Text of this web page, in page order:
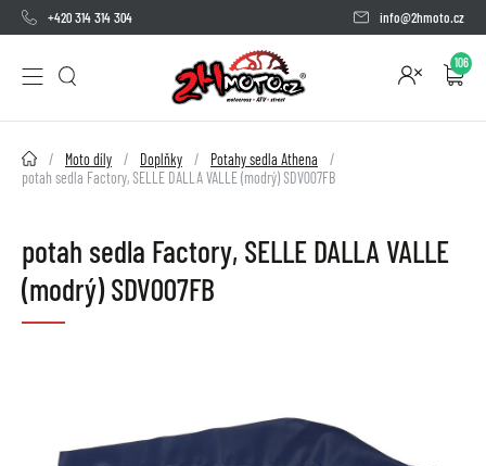
+420 314 314 304 info@2hmoto.cz
106
2HMOTO.cz Moto díly Doplňky
Potahy sedla Athena
potah sedla Factory, SELLE DALLA VALLE (modrý) SDV007FB
potah sedla Factory, SELLE DALLA VALLE
(modrý) SDV007FB